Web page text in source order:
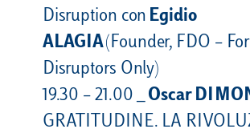
Disruption con Egidio
ALAGIA(Founder, FDO – For
Disruptors Only)
19.30 – 21.00 _ Oscar DI
GRATITUDINE. LA